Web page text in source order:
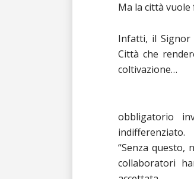
Ma la città vuole
Infatti, il Signor
Città che
coltivazione…
obbligatorio
indifferenziato.
“Senza questo,
collaboratori